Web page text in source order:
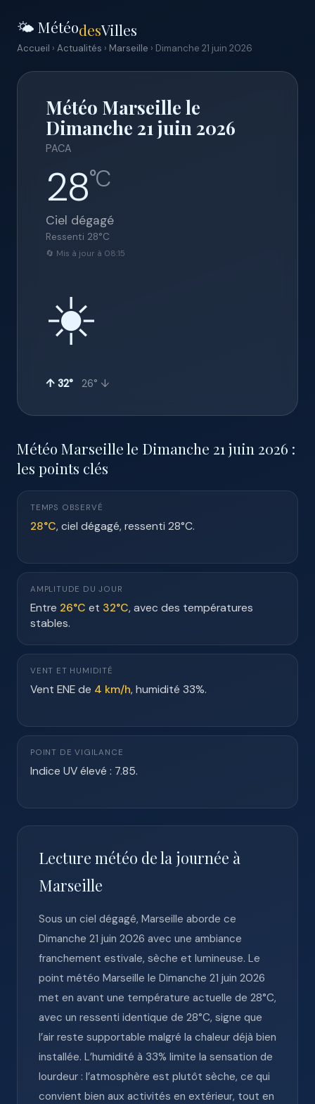
🌤️ MétéodesVilles
Accueil › Actualités › Marseille › Dimanche 21 juin 2026
Météo Marseille le
Dimanche 21 juin 2026
PACA
28°C
Ciel dégagé
Ressenti 28°C
🔄 Mis à jour à 08:15
☀️
↑ 32° 26° ↓
Météo Marseille le Dimanche 21 juin 2026 :
les points clés
TEMPS OBSERVÉ
28°C, ciel dégagé, ressenti 28°C.
AMPLITUDE DU JOUR
Entre 26°C et 32°C, avec des températures
stables.
VENT ET HUMIDITÉ
Vent ENE de 4 km/h, humidité 33%.
POINT DE VIGILANCE
Indice UV élevé : 7.85.
Lecture météo de la journée à
Marseille
Sous un ciel dégagé, Marseille aborde ce
Dimanche 21 juin 2026 avec une ambiance
franchement estivale, sèche et lumineuse. Le
point météo Marseille le Dimanche 21 juin 2026
met en avant une température actuelle de 28°C,
avec un ressenti identique de 28°C, signe que
l’air reste supportable malgré la chaleur déjà bien
installée. L’humidité à 33% limite la sensation de
lourdeur : l’atmosphère est plutôt sèche, ce qui
convient bien aux activités en extérieur, tout en